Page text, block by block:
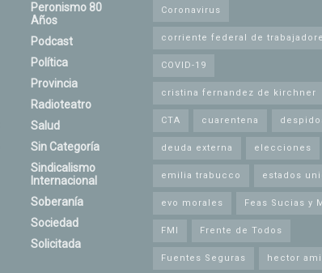
Peronismo 80
Años
Podcast
Política
Provincia
Radioteatro
Salud
Sin Categoría
Sindicalismo
Internacional
Soberanía
Sociedad
Solicitada
Coronavirus
corriente federal de
COVID-19
cristina fernandez de kirchner
CTA cuarentena
deuda externa elecciones
emilia trabucco estados
evo morales Feas Sucias y
FMI Frente de Todos
Fuentes Seguras hector